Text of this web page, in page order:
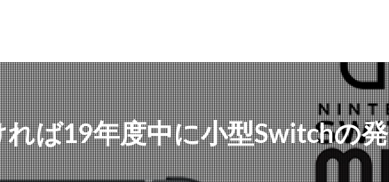
ば19年度中に小型Switchの発